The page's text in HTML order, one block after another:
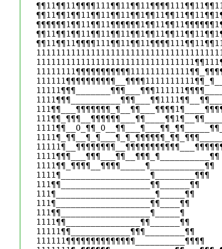
1111¶¶_¶¶¶¶__¶¶¶¶_____¶___________¶¶
1111¶__________________¶________¶¶¶
111¶¶__________________¶¶______¶¶
111¶____________________¶_____¶¶
111¶___________________¶¶____¶¶
111¶¶__________________¶_____¶
1111¶¶_______________¶¶______¶¶
11111¶¶____________¶¶¶________¶¶
111111¶¶¶¶¶¶¶¶¶¶¶¶¶¶__________¶¶¶¶